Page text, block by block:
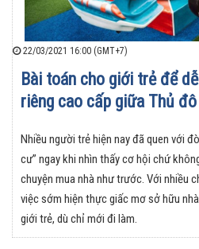
22/03/2021 16:00 (GMT+7)
Bài toán cho giới trẻ để
riêng cao cấp giữa Thủ đô
Nhiều người trẻ hiện nay đã quen với
cư” ngay khi nhìn thấy cơ hội chứ
chuyện mua nhà như trước. Với nhiều
việc sớm hiện thực giấc mơ sở hữu
giới trẻ, dù chỉ mới đi làm.